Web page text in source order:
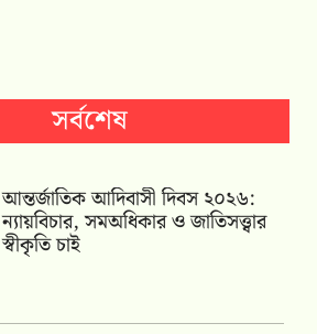
সর্বশেষ
আন্তর্জাতিক আদিবাসী দিবস ২০২৬:
ন্যায়বিচার, সমঅধিকার ও জাতিসত্ত্বার
স্বীকৃতি চাই